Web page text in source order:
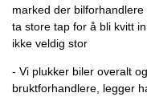
marked der
ta store tap for å bli kvitt
ikke veldig stor
- Vi plukker biler overalt
bruktforhandlere, legger